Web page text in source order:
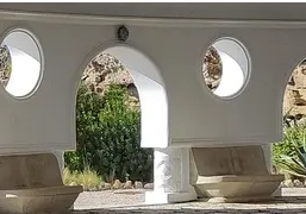
i krydsord
krydsord – og mangler du